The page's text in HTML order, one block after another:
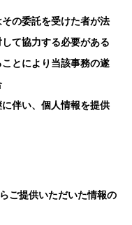
の委託を受けた者が法
て協力する必要がある
とにより当該事務の遂
伴い、個人情報を提供
ご提供いただいた情報の